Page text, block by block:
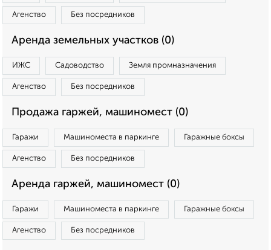
Агенство Без посредников
Аренда земельных участков (0)
ИЖС Садоводство Земля промназначения
Агенство Без посредников
Продажа гаржей, машиномест (0)
Гаражи Машиноместа в паркинге Гаражные боксы
Агенство Без посредников
Аренда гаржей, машиномест (0)
Гаражи Машиноместа в паркинге Гаражные боксы
Агенство Без посредников